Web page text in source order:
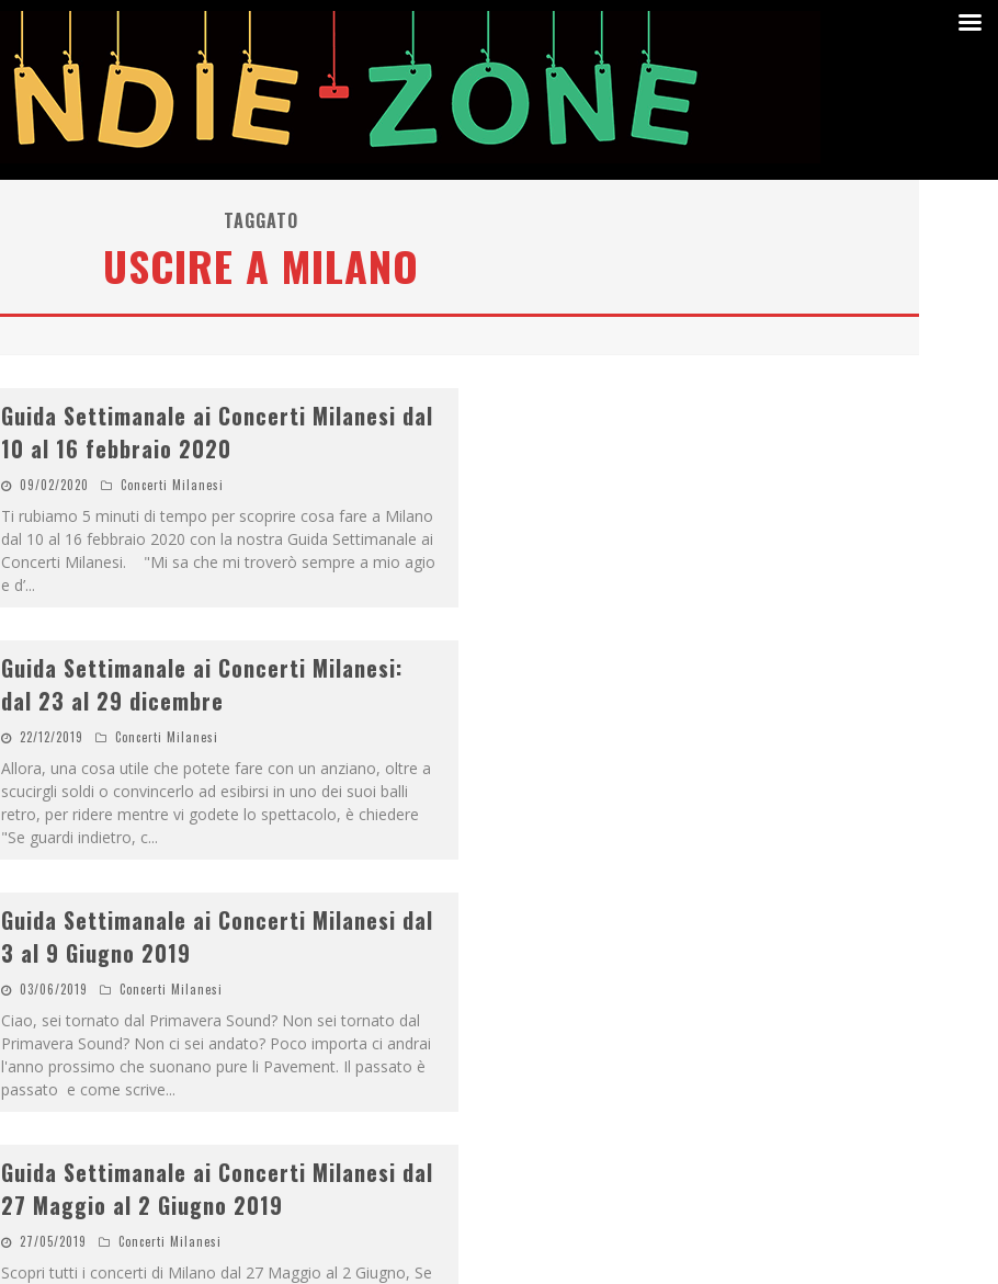
TAGGATO
USCIRE A MILANO
Guida Settimanale ai Concerti Milanesi dal
10 al 16 febbraio 2020
09/02/2020 Concerti Milanesi
Ti rubiamo 5 minuti di tempo per scoprire cosa fare a Milano
dal 10 al 16 febbraio 2020 con la nostra Guida Settimanale ai
Concerti Milanesi. "Mi sa che mi troverò sempre a mio agio
e d’...
Guida Settimanale ai Concerti Milanesi:
dal 23 al 29 dicembre
22/12/2019 Concerti Milanesi
Allora, una cosa utile che potete fare con un anziano, oltre a
scucirgli soldi o convincerlo ad esibirsi in uno dei suoi balli
retro, per ridere mentre vi godete lo spettacolo, è chiedere
"Se guardi indietro, c...
Guida Settimanale ai Concerti Milanesi dal
3 al 9 Giugno 2019
03/06/2019 Concerti Milanesi
Ciao, sei tornato dal Primavera Sound? Non sei tornato dal
Primavera Sound? Non ci sei andato? Poco importa ci andrai
l'anno prossimo che suonano pure li Pavement. Il passato è
passato e come scrive...
Guida Settimanale ai Concerti Milanesi dal
27 Maggio al 2 Giugno 2019
27/05/2019 Concerti Milanesi
Scopri tutti i concerti di Milano dal 27 Maggio al 2 Giugno, Se